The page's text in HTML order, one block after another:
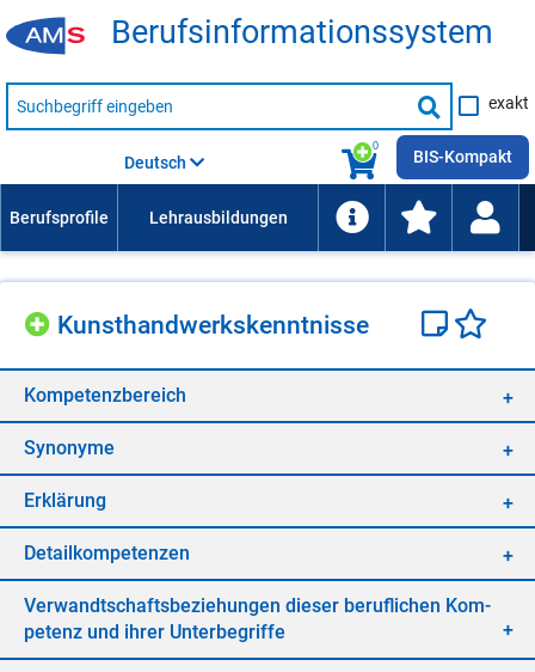
Be­rufs­in­for­ma­ti­ons­sys­tem
Suche
nach
Suche
starten
exakt
0
Deutsch BIS-Kompakt
Kunst­hand­werks­kennt­nis­se
Kom­pe­tenz­be­reich
Syn­ony­me
Er­klä­rung
De­tail­kom­pe­ten­zen
Ver­wandt­schafts­be­zie­hun­gen die­ser be­ruf­li­chen Kom­
pe­tenz und ih­rer Un­ter­be­grif­fe